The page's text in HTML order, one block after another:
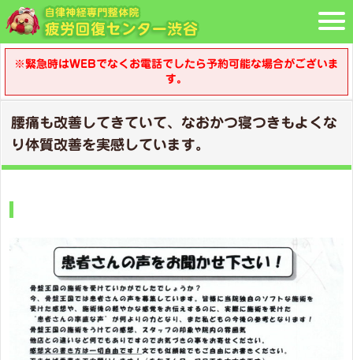
※緊急時はWEBでなくお電話でしたら予約可能な場合がございま
す。
腰痛も改善してきていて、なおかつ寝つきもよくな
り体質改善を実感しています。